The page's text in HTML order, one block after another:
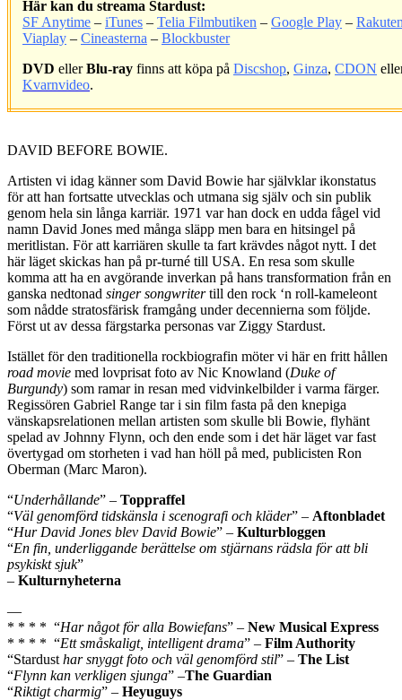
Här kan du streama Stardust:
SF Anytime – iTunes – Telia Filmbutiken – Google Play –
Viaplay – Cineasterna – Blockbuster
DVD ellerBlu-ray finns att köpa på Discshop, Ginza, CDON
Kvarnvideo.
DAVID BEFORE BOWIE.
Artisten vi idag känner som David Bowie har självklar ikonstatus
för att han fortsatte utvecklas och utmana sig själv och sin publik
genom hela sin långa karriär. 1971 var han dock en udda fågel vid
namn David Jones med många släpp men bara en hitsingel på
meritlistan. För att karriären skulle ta fart krävdes något nytt. I det
här läget skickas han på pr-turné till USA. En resa som skulle
komma att ha en avgörande inverkan på hans transformation från en
ganska nedtonad singer songwritertill den rock ‘n roll-kameleont
som nådde stratosfärisk framgång under decennierna som följde.
Först ut av dessa färgstarka personas var Ziggy Stardust.
Istället för den traditionella rockbiografin möter vi här en fritt hållen
road movie med lovprisat foto av Nic Knowland (Duke of
Burgundy) som ramar in resan med vidvinkelbilder i varma färger.
Regissören Gabriel Range tar i sin film fasta på den knepiga
vänskapsrelationen mellan artisten som skulle bli Bowie, flyhänt
spelad av Johnny Flynn, och den ende som i det här läget var fast
övertygad om storheten i vad han höll på med, publicisten Ron
Oberman (Marc Maron).
“Underhållande” – Toppraffel
“Väl genomförd tidskänsla i scenografi och kläder” – Aftonbladet
“Hur David Jones blev David Bowie” – Kulturbloggen
“En fin, underliggande berättelse om stjärnans rädsla för att bli
psykiskt sjuk”
– Kulturnyheterna
—
* * * * “Har något för alla Bowiefans” – New Musical Express
* * * * “Ett småskaligt, intelligent drama” – Film Authority
“Stardust har snyggt foto och väl genomförd stil” – The List
“Flynn kan verkligen sjunga” –The Guardian
“Riktigt charmig” – Heyuguys